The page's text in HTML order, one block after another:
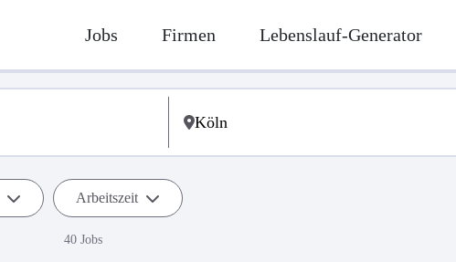
Jobs Firmen Lebenslauf-Generator
Arbeitszeit
40 Jobs